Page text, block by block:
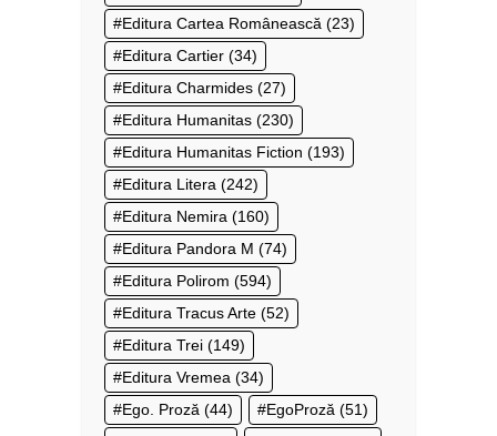
Editura Cartea Românească (23)
Editura Cartier (34)
Editura Charmides (27)
Editura Humanitas (230)
Editura Humanitas Fiction (193)
Editura Litera (242)
Editura Nemira (160)
Editura Pandora M (74)
Editura Polirom (594)
Editura Tracus Arte (52)
Editura Trei (149)
Editura Vremea (34)
Ego. Proză (44) EgoProză (51)